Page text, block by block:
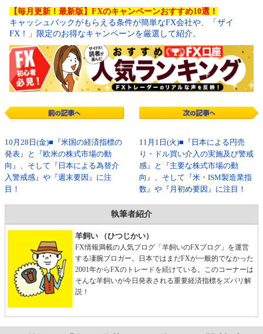
【毎月更新！最新版】FXのキャンペーンおすすめ10選！
キャッシュバックがもらえる条件が簡単なFX会社や、「ザイ
FX！」限定のお得なキャンペーンを厳選して紹介。
10月28日(金)■『米国の経済指標の
発表』と『欧米の株式市場の動
向』、そして『日本による為替介
入警戒感』や『週末要因』に注
目！
11月1日(火)■『日本による円売
り・ドル買い介入の実施及び警戒
感』と『主要な株式市場の動
向』、そして『米・ISM製造業指
数』や『月初め要因』に注目！
執筆者紹介
羊飼い （ひつじかい）
FX情報満載の人気ブログ「羊飼いのFXブログ」を運営
する凄腕ブロガー。日本ではまだFXが一般的でなかった
2001年からFXのトレードを続けている。このコーナーは
そんな羊飼いが今日発表される重要経済指標をズバリ解
説！